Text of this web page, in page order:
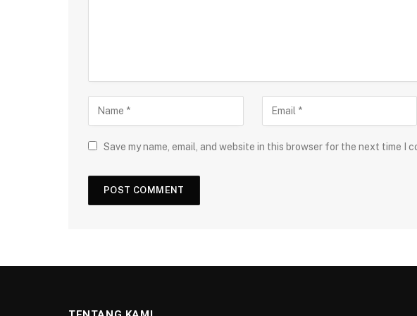
Save my name, email, and website in this browser for the next time I